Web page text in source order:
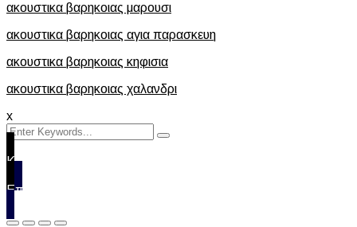
ακουστικα βαρηκοιας μαρουσι
ακουστικα βαρηκοιας αγια παρασκευη
ακουστικα βαρηκοιας κηφισια
ακουστικα βαρηκοιας χαλανδρι
x
Καλέστε μας
Επικοινωνία